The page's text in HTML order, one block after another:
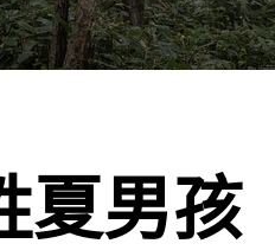
夏男孩